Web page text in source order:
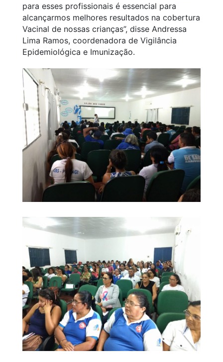
para esses profissionais é essencial para
alcançarmos melhores resultados na cobertura
Vacinal de nossas crianças”, disse Andressa
Lima Ramos, coordenadora de Vigilância
Epidemiológica e Imunização.